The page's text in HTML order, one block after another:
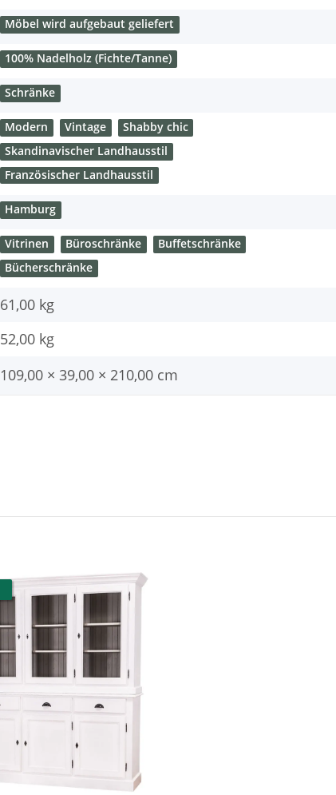
Möbel wird aufgebaut geliefert
100% Nadelholz (Fichte/Tanne)
Schränke
Modern Vintage
Shabby chic
Skandinavischer Landhausstil
Französischer Landhausstil
Hamburg
Vitrinen Büroschränke
Buffetschränke
Bücherschränke
61,00 kg
52,00 kg
109,00 × 39,00 × 210,00 cm